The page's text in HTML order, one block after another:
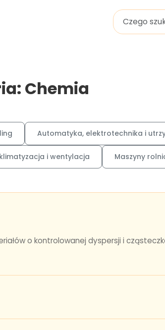
Chemia
Automatyka, elektrotechnika i
i wentylacja Maszyny
o kontrolowanej dyspersji i